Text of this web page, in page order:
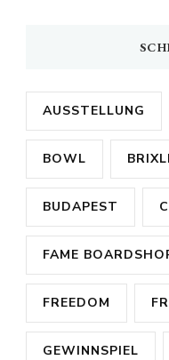
AUSSTELLUNG
BOWL
BUDAPEST
FAME
FREEDOM
GEWINNSPIEL